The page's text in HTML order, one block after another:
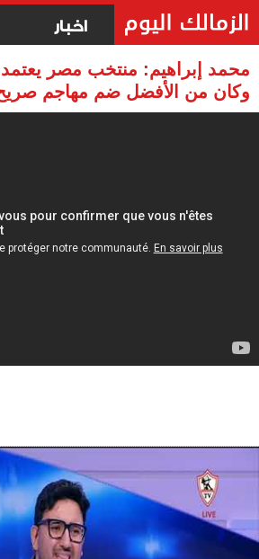
اخبار
محمد إبراهيم: منتخب مصر
وكان من الأفضل ضم مهاجم صريح